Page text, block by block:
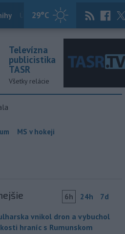
29°C
Útulkovo Magazín News Now
Televízna
publicistika
TASR
Všetky relácie
MS v hokeji
6h 24h 7d
vnikol dron a vybuchol
hraníc s Rumunskom